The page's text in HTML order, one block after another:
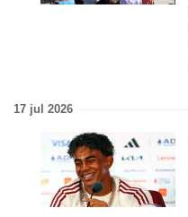
17 jul 2026